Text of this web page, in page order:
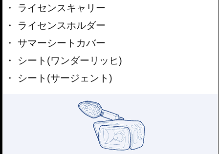
ライセンスキャリー
ライセンスホルダー
サマーシートカバー
シート(ワンダーリッヒ)
シート(サージェント)